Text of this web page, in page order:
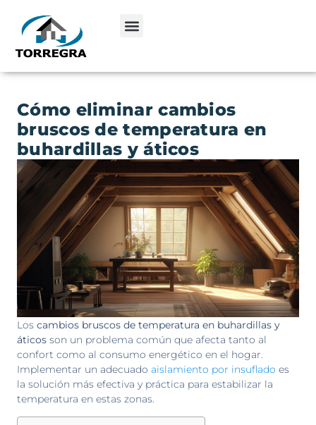
Cómo eliminar cambios
bruscos de temperatura en
buhardillas y áticos
Los cambios bruscos de temperatura en buhardillas y
áticos son un problema común que afecta tanto al
confort como al consumo energético en el hogar.
Implementar un adecuado aislamiento por insuflado es
la solución más efectiva y práctica para estabilizar la
temperatura en estas zonas.